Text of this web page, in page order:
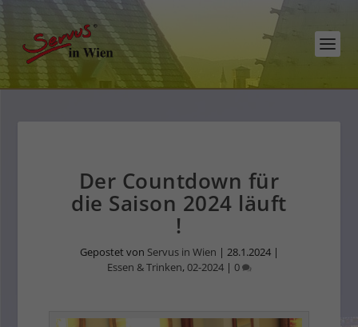
Der Countdown für
die Saison 2024 läuft
!
Gepostet von Servus in Wien | 28.1.2024|
Essen & Trinken,02-2024| 0